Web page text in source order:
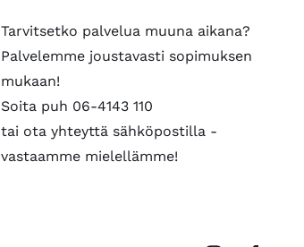
Tarvitsetko palvelua muuna aikana?
Palvelemme joustavasti sopimuksen
mukaan!
Soita puh 06-4143 110
tai ota yhteyttä sähköpostilla -
vastaamme mielellämme!